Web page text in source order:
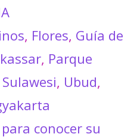
, Flores, Guía de
, Parque
Sulawesi, Ubud,
conocer su